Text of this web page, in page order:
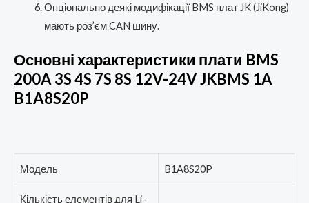
Опціонально деякі модифікації BMS плат JK (JiKong)
мають роз’єм CAN шину.
Основні характеристики плати BMS
200A 3S 4S 7S 8S 12V-24V JKBMS 1A
B1A8S20P
Модель B1A8S20P
Кількість елементів для Li-